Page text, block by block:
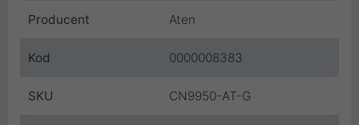
Producent Aten
Kod 0000008383
SKU CN9950-AT-G